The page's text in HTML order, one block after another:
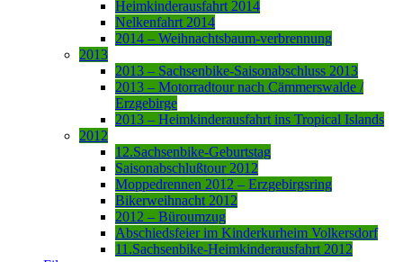
Heimkinderausfahrt 2014
Nelkenfahrt 2014
2014 – Weihnachtsbaum-verbrennung
2013
2013 – Sachsenbike-Saisonabschluss 2013
2013 – Motorradtour nach Cämmerswalde /
Erzgebirge
2013 – Heimkinderausfahrt ins Tropical Islands
2012
12.Sachsenbike-Geburtstag
Saisonabschlußtour 2012
Moppedrennen 2012 – Erzgebirgsring
Bikerweihnacht 2012
2012 – Büroumzug
Abschiedsfeier im Kinderkurheim Volkersdorf
11.Sachsenbike-Heimkinderausfahrt 2012